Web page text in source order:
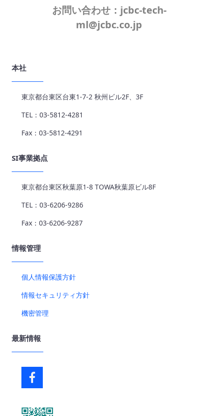
お問い合わせ：jcbc-tech-
ml@jcbc.co.jp
本社
東京都台東区台東1-7-2 秋州ビル2F、3F
TEL：03-5812-4281
Fax：03-5812-4291
SI事業拠点
東京都台東区秋葉原1-8 TOWA秋葉原ビル8F
TEL：03-6206-9286
Fax：03-6206-9287
情報管理
個人情報保護方針
情報セキュリティ方針
機密管理
最新情報